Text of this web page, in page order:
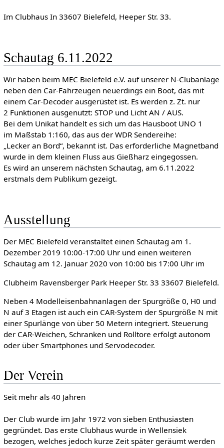
Im Clubhaus In 33607 Bielefeld, Heeper Str. 33.
Schautag 6.11.2022
Wir haben beim MEC Bielefeld e.V. auf unserer N-Clubanlage
neben den Car-Fahrzeugen neuerdings ein Boot, das mit
einem Car-Decoder ausgerüstet ist. Es werden z. Zt. nur
2 Funktionen ausgenutzt: STOP und Licht AN / AUS.
Bei dem Unikat handelt es sich um das Hausboot UNO 1
im Maßstab 1:160, das aus der WDR Sendereihe:
„Lecker an Bord“, bekannt ist. Das erforderliche Magnetband
wurde in dem kleinen Fluss aus Gießharz eingegossen.
Es wird an unserem nächsten Schautag, am 6.11.2022
erstmals dem Publikum gezeigt.
Ausstellung
Der MEC Bielefeld veranstaltet einen Schautag am 1.
Dezember 2019 10:00-17:00 Uhr und einen weiteren
Schautag am 12. Januar 2020 von 10:00 bis 17:00 Uhr im
Clubheim Ravensberger Park Heeper Str. 33 33607 Bielefeld.
Neben 4 Modelleisenbahnanlagen der Spurgröße 0, H0 und
N auf 3 Etagen ist auch ein CAR-System der Spurgröße N mit
einer Spurlänge von über 50 Metern integriert. Steuerung
der CAR-Weichen, Schranken und Rolltore erfolgt autonom
oder über Smartphones und Servodecoder.
Der Verein
Seit mehr als 40 Jahren
Der Club wurde im Jahr 1972 von sieben Enthusiasten
gegründet. Das erste Clubhaus wurde in Wellensiek
bezogen, welches jedoch kurze Zeit später geräumt werden